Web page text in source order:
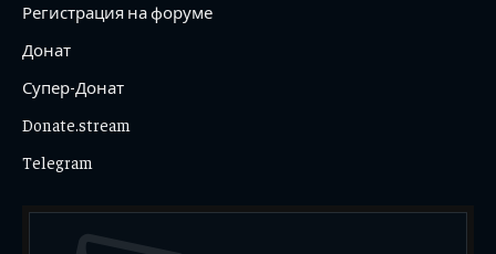
Регистрация на форуме
Донат
Супер-Донат
Donate.stream
Telegram